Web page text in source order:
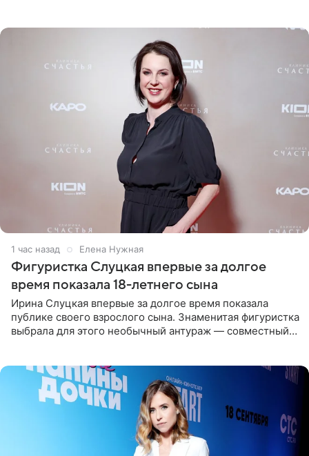
1 час назад Елена Нужная
Фигуристка Слуцкая впервые за долгое
время показала 18-летнего сына
Ирина Слуцкая впервые за долгое время показала
публике своего взрослого сына. Знаменитая фигуристка
выбрала для этого необычный антураж — совместный